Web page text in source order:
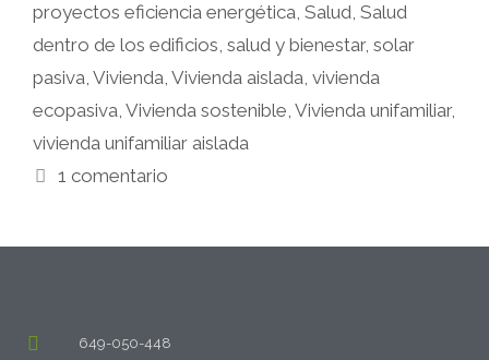
proyectos eficiencia energética, Salud, Salud
dentro de los edificios, salud y bienestar, solar
pasiva, Vivienda, Vivienda aislada, vivienda
ecopasiva, Vivienda sostenible, Vivienda unifamiliar,
vivienda unifamiliar aislada
1 comentario
649-050-448